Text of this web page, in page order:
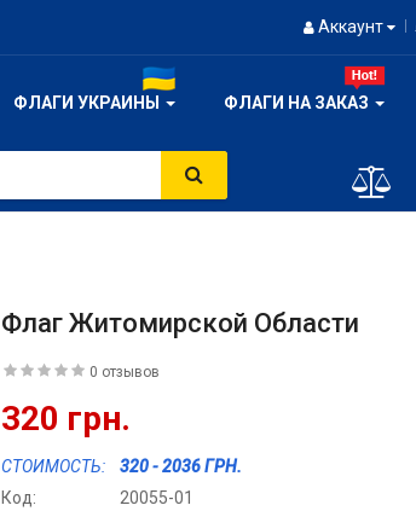
Аккаунт
ФЛАГИ УКРАИНЫ ФЛАГИ НА ЗАКАЗ
Флаг Житомирской Области
0 отзывов
320 грн.
СТОИМОСТЬ:
320 - 2036 ГРН.
Код:
20055-01